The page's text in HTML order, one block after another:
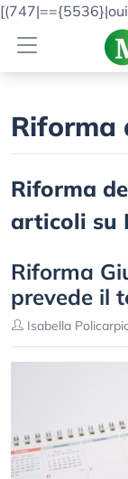
Riforma
Riforma
articoli su
Riforma
prevede il
Isabella